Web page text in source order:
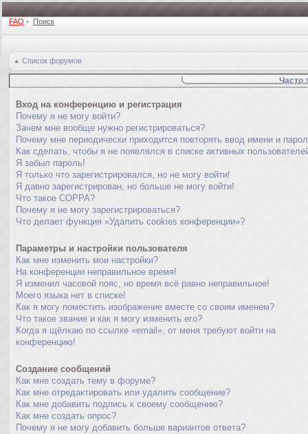
FAQ • Поиск
Список форумов
Часто
Вход на конференцию и регистрация
Почему я не могу войти?
Зачем мне вообще нужно регистрироваться?
Почему мне периодически приходится повторять ввод имени и
Как сделать, чтобы я не появлялся в списке активных
Я забыл пароль!
Я только что зарегистрировался, но не могу войти!
Я давно зарегистрирован, но больше не могу войти!
Что такое COPPA?
Почему я не могу зарегистрироваться?
Что делает функция «Удалить cookies конференции»?
Параметры и настройки пользователя
Как мне изменить мои настройки?
На конференции неправильное время!
Я изменил часовой пояс, но время всё равно неправильное!
Моего языка нет в списке!
Как я могу поместить изображение вместе со своим именем?
Что такое звание и как я могу изменить его?
Когда я щёлкаю по ссылке «email», от меня требуют войти на
конференцию!
Создание сообщений
Как мне создать тему в форуме?
Как мне отредактировать или удалить сообщение?
Как мне добавить подпись к своему сообщению?
Как мне создать опрос?
Почему я не могу добавить больше вариантов ответа?